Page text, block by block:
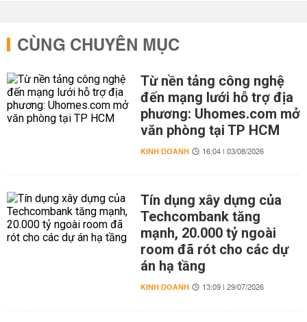
CÙNG CHUYÊN MỤC
Từ nền tảng công nghệ
đến mạng lưới hỗ trợ địa
phương: Uhomes.com mở
văn phòng tại TP HCM
KINH DOANH 16:04 | 03/08/2026
Tín dụng xây dựng của
Techcombank tăng
mạnh, 20.000 tỷ ngoài
room đã rót cho các dự
án hạ tầng
KINH DOANH 13:09 | 29/07/2026